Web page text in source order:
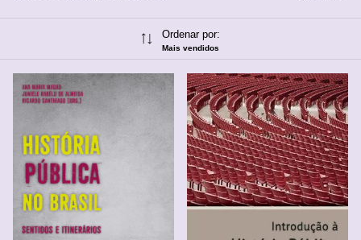
Ordenar por:
Mais vendidos